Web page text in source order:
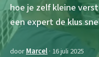
hoe je zelf kleine
een expert de klus
doorMarcel· 16 juli 2025